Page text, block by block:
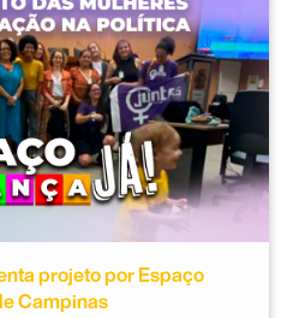
projeto por Espaço
Campinas